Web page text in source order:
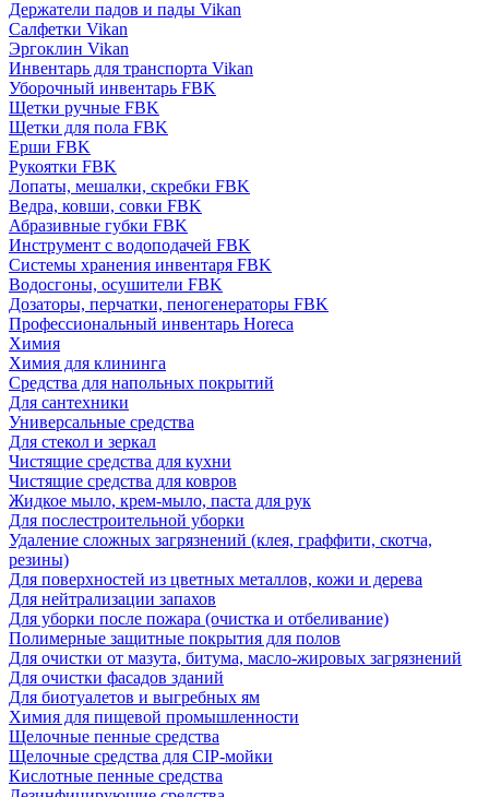
Держатели падов и пады Vikan
Салфетки Vikan
Эргоклин Vikan
Инвентарь для транспорта Vikan
Уборочный инвентарь FBK
Щетки ручные FBK
Щетки для пола FBK
Ерши FBK
Рукоятки FBK
Лопаты, мешалки, скребки FBK
Ведра, ковши, совки FBK
Абразивные губки FBK
Инструмент с водоподачей FBK
Системы хранения инвентаря FBK
Водосгоны, осушители FBK
Дозаторы, перчатки, пеногенераторы FBK
Профессиональный инвентарь Horeca
Химия
Химия для клининга
Средства для напольных покрытий
Для сантехники
Универсальные средства
Для стекол и зеркал
Чистящие средства для кухни
Чистящие средства для ковров
Жидкое мыло, крем-мыло, паста для рук
Для послестроительной уборки
Удаление сложных загрязнений (клея, граффити, скотча,
резины)
Для поверхностей из цветных металлов, кожи и дерева
Для нейтрализации запахов
Для уборки после пожара (очистка и отбеливание)
Полимерные защитные покрытия для полов
Для очистки от мазута, битума, масло-жировых загрязнений
Для очистки фасадов зданий
Для биотуалетов и выгребных ям
Химия для пищевой промышленности
Щелочные пенные средства
Щелочные средства для CIP-мойки
Кислотные пенные средства